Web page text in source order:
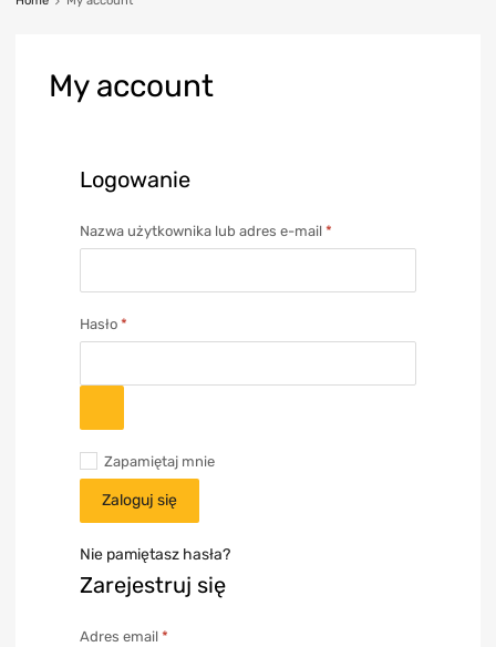
Myaccount
Logowanie
Nazwa użytkownika lub adres e-mail *
Hasło *
Zapamiętaj mnie
Zaloguj się
Nie pamiętasz hasła?
Zarejestruj się
Adres email *